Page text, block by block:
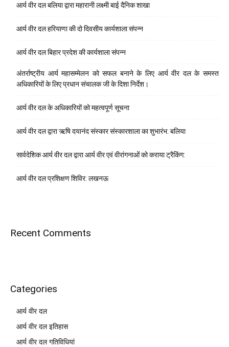
आर्य वीर दल बलिया द्वारा महारानी लक्ष्मी बाई दैनिक शाखा
आर्य वीर दल हरियाणा की दो दिवसीय कार्यशाला संपन्न
आर्य वीर दल बिहार प्रदेश की कार्यशाला संपन्न
अंतर्राष्ट्रीय आर्य महासम्मेलन को सफल बनाने के लिए आर्य वीर दल के समस्त
अधिकारियों के लिए प्रधान संचालक जी के दिशा निर्देश।
आर्य वीर दल के अधिकारियों को महत्वपूर्ण सूचना
आर्य वीर दल द्वारा ऋषि दयानंद संस्कार संस्कारशाला का शुभारंभ: बलिया
सार्वदेशिक आर्य वीर दल द्वारा आर्य वीर एवं वीरांगनाओं को कराया ट्रैकिंग:
आर्य वीर दल प्रशिक्षण शिविर: लखनऊ
Recent Comments
Categories
आर्य वीर दल
आर्य वीर दल इतिहास
आर्य वीर दल गतिविधियां